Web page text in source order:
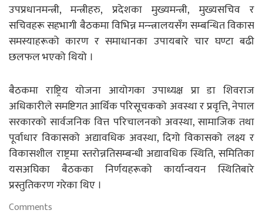
उपप्रधानमन्त्री, मन्त्रीहरु, प्रदेशका मुख्यमन्त्री, मुख्यसचिव र
सचिवहरू सहभागी बैठकमा विभिन्न मन्न्त्रालयसँग सम्बन्धित विकास
समस्याहरूको कारण र समाधानका उपायबारे चार घण्टा बढी
छलफल भएको थियो ।
बैठकमा राष्ट्रिय योजना आयोगका उपाध्यक्ष प्रा डा शिवराज
अधिकारीले समष्टिगत आर्थिक परिसूचकको अवस्था र प्रवृत्ति, नेपाल
सरकारको सार्वजनिक वित्त परिचालनको अवस्था, सामाजिक तथा
पूर्वाधार विकासको अद्यावधिक अवस्था, दिगो विकासको लक्ष्य र
विकासशील राष्ट्रमा स्तरोन्नतिसम्बन्धी अद्यावधिक स्थिति, समितिका
यसअघिका बैठकका निर्णयहरूको कार्यान्वयन स्थितिबारे
प्रस्तुतिकरण गरेका थिए ।
Comments